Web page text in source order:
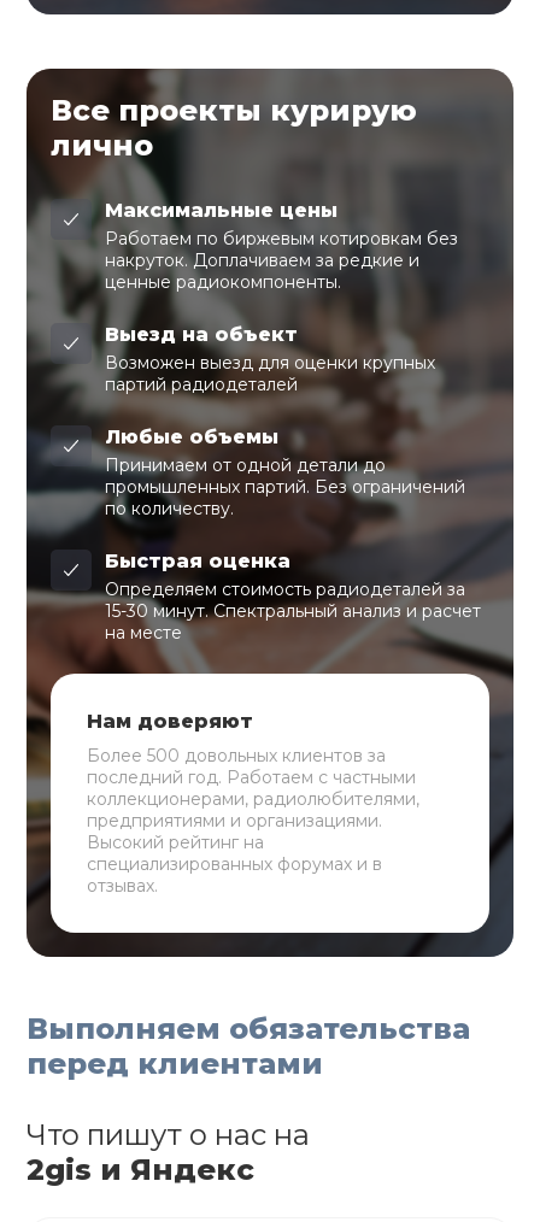
Все проекты курирую
лично
Максимальные цены
Работаем по биржевым котировкам без
накруток. Доплачиваем за редкие и
ценные радиокомпоненты.
Выезд на объект
Возможен выезд для оценки крупных
партий радиодеталей
Любые объемы
Принимаем от одной детали до
промышленных партий. Без ограничений
по количеству.
Быстрая оценка
Определяем стоимость радиодеталей за
15-30 минут. Спектральный анализ и расчет
на месте
Нам доверяют
Более 500 довольных клиентов за
последний год. Работаем с частными
коллекционерами, радиолюбителями,
предприятиями и организациями.
Высокий рейтинг на
специализированных форумах и в
отзывах.
Выполняем обязательства
перед клиентами
Что пишут о нас на
2gis и Яндекс